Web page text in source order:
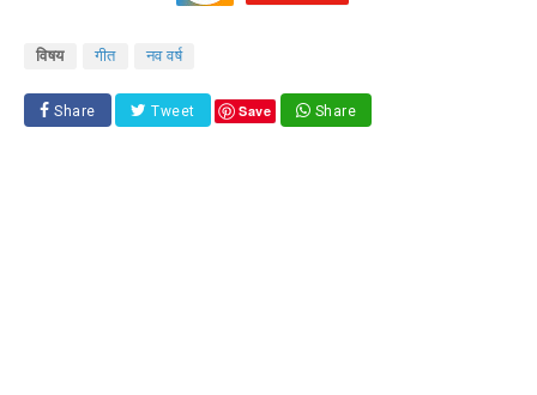
विषय गीत नव वर्ष
Share Tweet Save Share